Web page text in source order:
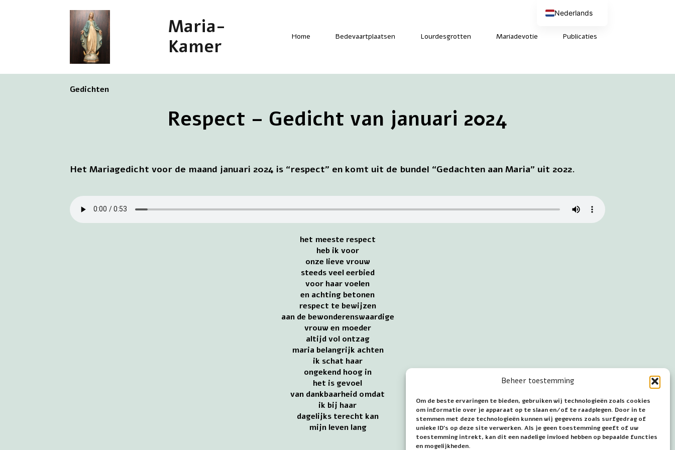
Beheer toestemming
Om de beste ervaringen te bieden, gebruiken wij technologieën zoals cookies
om informatie over je apparaat op te slaan en/of te raadplegen. Door in te
stemmen met deze technologieën kunnen wij gegevens zoals surfgedrag of
unieke ID's op deze site verwerken. Als je geen toestemming geeft of uw
toestemming intrekt, kan dit een nadelige invloed hebben op bepaalde functies
en mogelijkheden.
Maria-
Kamer
Home Bedevaartplaatsen Lourdesgrotten Mariadevotie Publicaties
Gedichten
Respect – Gedicht van januari 2024
Het Mariagedicht voor de maand januari 2024 is “respect” en komt uit de bundel “Gedachten aan Maria” uit 2022.
het meeste respect
heb ik voor
onze lieve vrouw
steeds veel eerbied
voor haar voelen
en achting betonen
respect te bewijzen
aan de bewonderenswaardige
vrouw en moeder
altijd vol ontzag
maria belangrijk achten
ik schat haar
ongekend hoog in
het is gevoel
van dankbaarheid omdat
ik bij haar
dagelijks terecht kan
mijn leven lang
Nederlands
Deutsch